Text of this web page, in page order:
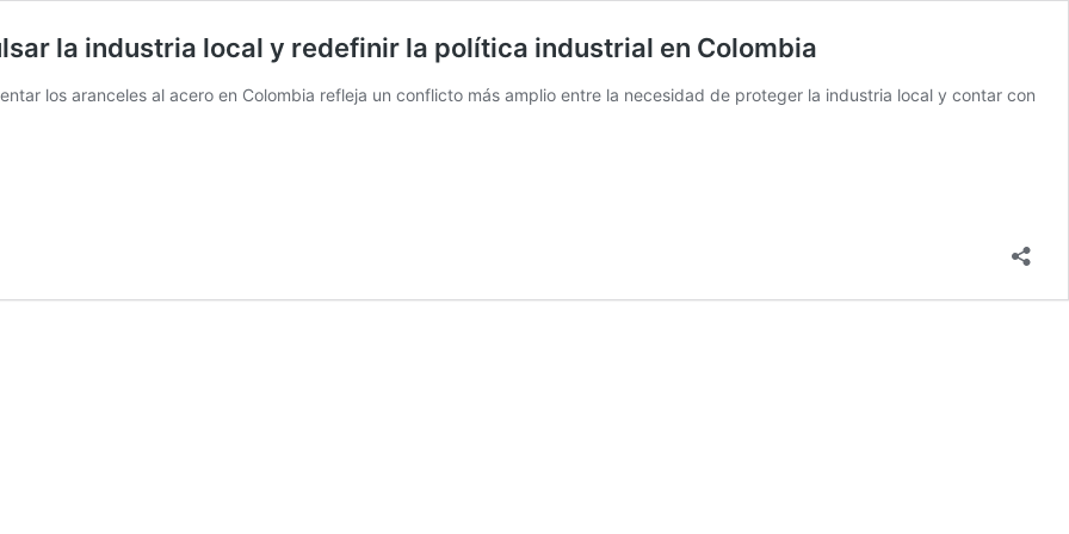
la industria local y redefinir la política industrial en Colombia
los aranceles al acero en Colombia refleja un conflicto más amplio entre la necesidad de proteger la industria local y contar con